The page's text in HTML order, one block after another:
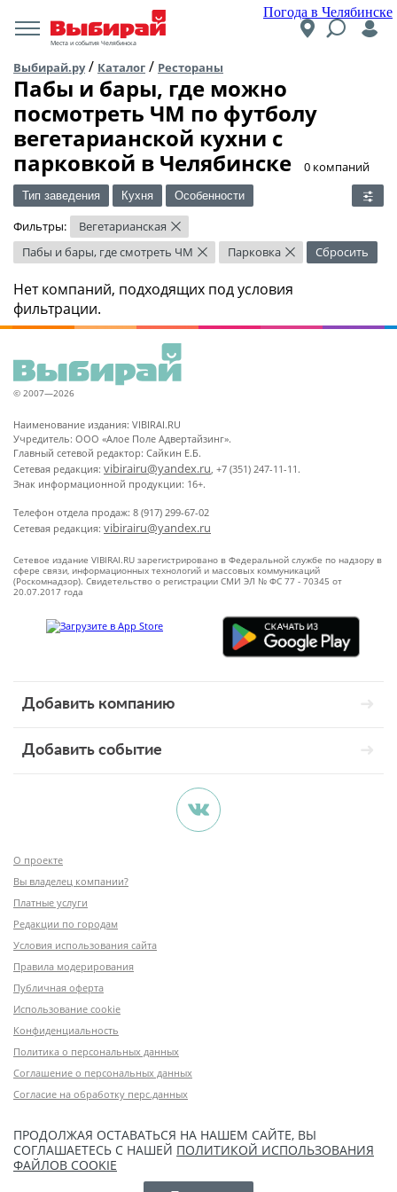
Погода в Челябинске
Места и события Челябинска
Выбирай.ру/ Каталог / Рестораны
Пабы и бары, где можно
посмотреть ЧМ по футболу
вегетарианской кухни c
парковкой в Челябинске
​0 компаний
Тип заведения Кухня Особенности
Фильтры: Вегетарианская ×
Пабы и бары, где смотреть ЧМ × Парковка × Сбросить
Нет компаний, подходящих под условия
фильтрации.
© 2007—2026
Наименование издания: VIBIRAI.RU
Учредитель: ООО «Алое Поле Адвертайзинг».
Главный сетевой редактор: Сайкин Е.Б.
Сетевая редакция: vibirairu@yandex.ru, +7 (351) 247-11-11.
Знак информационной продукции: 16+.
Телефон отдела продаж: 8 (917) 299-67-02
Сетевая редакция: vibirairu@yandex.ru
Сетевое издание VIBIRAI.RU зарегистрировано в Федеральной службе по надзору в
сфере связи, информационных технологий и массовых коммуникаций
(Роскомнадзор). Свидетельство о регистрации СМИ ЭЛ № ФС 77 - 70345 от
20.07.2017 года
Добавить компанию
Добавить событие
О проекте
Вы владелец компании?
Платные услуги
Редакции по городам
Условия использования сайта
Правила модерирования
Публичная оферта
Использование cookie
Конфиденциальность
Политика о персональных данных
Соглашение о персональных данных
Согласие на обработку перс.данных
ПРОДОЛЖАЯ ОСТАВАТЬСЯ НА НАШЕМ САЙТЕ, ВЫ
СОГЛАШАЕТЕСЬ С НАШЕЙ ПОЛИТИКОЙ ИСПОЛЬЗОВАНИЯ
ФАЙЛОВ COOKIE